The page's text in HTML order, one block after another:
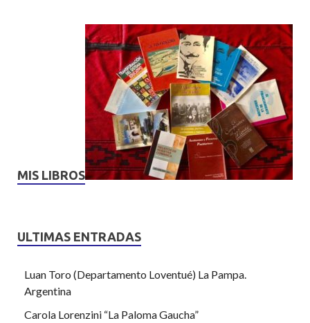
MIS LIBROS
ULTIMAS ENTRADAS
Luan Toro (Departamento Loventué) La Pampa.
Argentina
Carola Lorenzini “La Paloma Gaucha”